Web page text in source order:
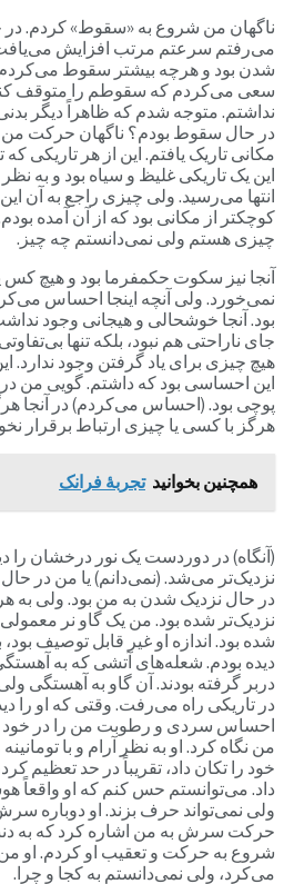
ناگهان من شروع به «سقوط» کردم. در
می‌رفتم سرعتم مرتب افزایش
شدن بود و هرچه بیشتر سقوط
سعی می‌کردم که سقوطم را متوقف
نداشتم. متوجه شدم که ظاهراً دیگر
در حال سقوط بودم؟ ناگهان حرکت
مکانی تاریک یافتم. این از هر تاریکی که
این یک تاریکی غلیظ و سیاه بود و به
انتها می‌رسید. ولی چیزی راجع به آن
کوچکتر از مکانی بود که از آن آمده
چیزی هستم ولی نمی‌دانستم چه چیز.
آنجا نیز سکوت حکمفرما بود و هیچ کس
نمی‌خورد. ولی آنچه اینجا احساس
بود. آنجا خوشحالی و هیجانی وجود
جای ناراحتی هم نبود، بلکه تنها
هیچ چیزی برای یاد گرفتن وجود
این احساسی بود که داشتم. گویی من
پوچی بود. (احساس می‌کردم) در آنجا
هرگز با کسی یا چیزی ارتباط برقرار
همچنین بخوانید تجربۀ فرانک
(آنگاه) در دوردست یک نور درخشان را
نزدیک‌تر می‌شد. (نمی‌دانم) یا من در
در حال نزدیک شدن به من بود. ولی به
نزدیک‌تر شده بود. من یک گاو نر
شده بود. اندازه او غیر قابل توصیف
دیده بودم. شعله‌های آتشی که به
دربر گرفته بودند. آن گاو به آهستگی
در تاریکی راه می‌رفت. وقتی که او را
احساس سردی و رطوبت من را در خود
من نگاه کرد. او به نظر آرام و با
خود را تکان داد، تقریباً در حد تعظیم
داد. می‌توانستم حس کنم که او واقعاً
ولی نمی‌تواند حرف بزند. او دوباره
حرکت سرش به من اشاره کرد که به
شروع به حرکت و تعقیب او کردم. او
می‌کرد، ولی نمی‌دانستم به کجا و چرا.